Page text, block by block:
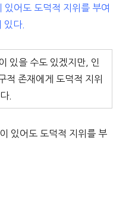
있어도 도덕적 지위를 부여
있다.
있을 수도 있겠지만, 인
적 존재에게 도덕적 지위
.
있어도 도덕적 지위를 부